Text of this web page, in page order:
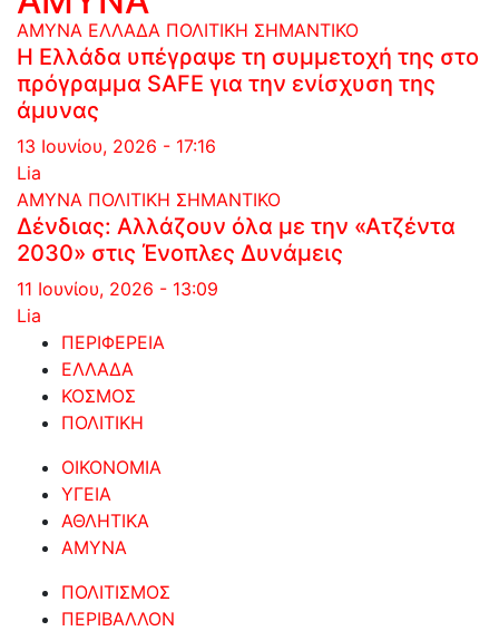
ΑΜΥΝΑ ΕΛΛΑΔΑ ΠΟΛΙΤΙΚΗ ΣΗΜΑΝΤΙΚΟ
Η Ελλάδα υπέγραψε τη συμμετοχή της στο
πρόγραμμα SAFE για την ενίσχυση της
άμυνας
13 Ιουνίου, 2026 - 17:16
Lia
ΑΜΥΝΑ ΠΟΛΙΤΙΚΗ ΣΗΜΑΝΤΙΚΟ
Δένδιας: Αλλάζουν όλα με την «Ατζέντα
2030» στις Ένοπλες Δυνάμεις
11 Ιουνίου, 2026 - 13:09
Lia
ΠΕΡΙΦΕΡΕΙΑ
ΕΛΛΑΔΑ
ΚΟΣΜΟΣ
ΠΟΛΙΤΙΚΗ
ΟΙΚΟΝΟΜΙΑ
ΥΓΕΙΑ
ΑΘΛΗΤΙΚΑ
ΑΜΥΝΑ
ΠΟΛΙΤΙΣΜΟΣ
ΠΕΡΙΒΑΛΛΟΝ